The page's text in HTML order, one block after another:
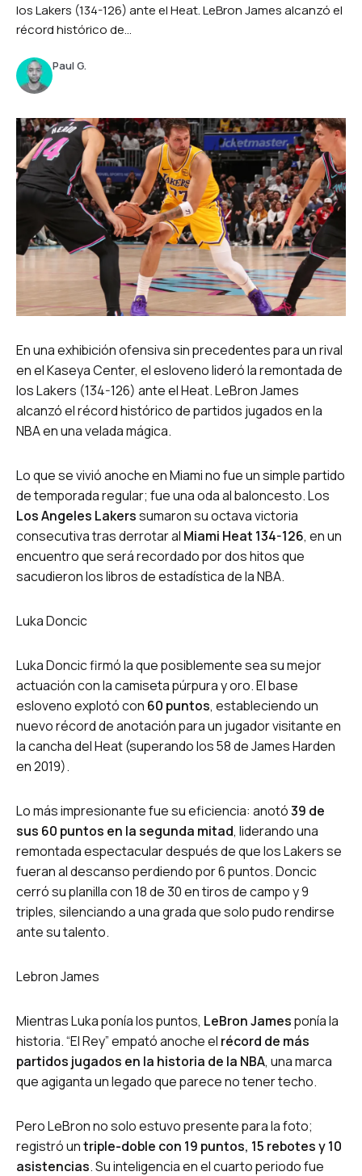
los Lakers (134-126) ante el Heat. LeBron James alcanzó el
récord histórico de...
Paul G.
En una exhibición ofensiva sin precedentes para un rival
en el Kaseya Center, el esloveno lideró la remontada de
los Lakers (134-126) ante el Heat. LeBron James
alcanzó el récord histórico de partidos jugados en la
NBA en una velada mágica.
Lo que se vivió anoche en Miami no fue un simple partido
de temporada regular; fue una oda al baloncesto. Los
Los Angeles Lakerssumaron su octava victoria
consecutiva tras derrotar al Miami Heat 134-126, en un
encuentro que será recordado por dos hitos que
sacudieron los libros de estadística de la NBA.
Luka Doncic
Luka Doncic firmó la que posiblemente sea su mejor
actuación con la camiseta púrpura y oro. El base
esloveno explotó con 60 puntos, estableciendo un
nuevo récord de anotación para un jugador visitante en
la cancha del Heat (superando los 58 de James Harden
en 2019).
Lo más impresionante fue su eficiencia: anotó39 de
sus 60 puntos en la segunda mitad, liderando una
remontada espectacular después de que los Lakers se
fueran al descanso perdiendo por 6 puntos.Doncic
cerró su planilla con 18 de 30 en tiros de campo y 9
triples, silenciando a una grada que solo pudo rendirse
ante su talento.
Lebron James
Mientras Luka ponía los puntos, LeBron Jamesponía la
historia. “El Rey” empató anoche el récord de más
partidos jugados en la historia de la NBA, una marca
que agiganta un legado que parece no tener techo.
Pero LeBron no solo estuvo presente para la foto;
registró untriple-doble con 19 puntos, 15 rebotes y 10
asistencias.Su inteligencia en el cuarto periodo fue